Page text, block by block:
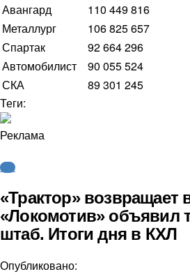
Авангард
110 449 816
Металлург
106 825 657
Спартак
92 664 296
Автомобилист
90 055 524
СКА
89 301 245
Теги:
Реклама
КХЛ
«Трактор» возвращает
«Локомотив» объявил
штаб. Итоги дня в КХЛ
Опубликовано: